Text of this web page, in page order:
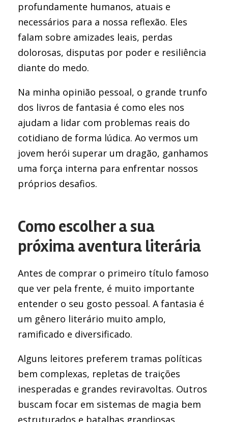
profundamente humanos, atuais e
necessários para a nossa reflexão. Eles
falam sobre amizades leais, perdas
dolorosas, disputas por poder e resiliência
diante do medo.
Na minha opinião pessoal, o grande trunfo
dos livros de fantasia é como eles nos
ajudam a lidar com problemas reais do
cotidiano de forma lúdica. Ao vermos um
jovem herói superar um dragão, ganhamos
uma força interna para enfrentar nossos
próprios desafios.
Como escolher a sua
próxima aventura literária
Antes de comprar o primeiro título famoso
que ver pela frente, é muito importante
entender o seu gosto pessoal. A fantasia é
um gênero literário muito amplo,
ramificado e diversificado.
Alguns leitores preferem tramas políticas
bem complexas, repletas de traições
inesperadas e grandes reviravoltas. Outros
buscam focar em sistemas de magia bem
estruturados e batalhas grandiosas.